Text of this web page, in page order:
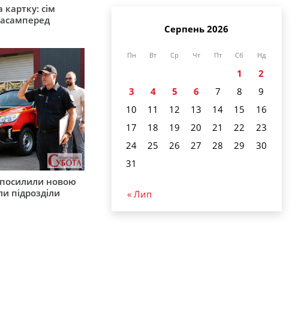
сім
новою
підрозділи
Серпень 2026
Пн Вт Ср Чт Пт Сб Нд
1
2
3
4 5 6 7 8
9
10
11 12 13 14 15
16
17
18 19 20 21 22
23
24
25 26 27 28 29
30
31
« Лип